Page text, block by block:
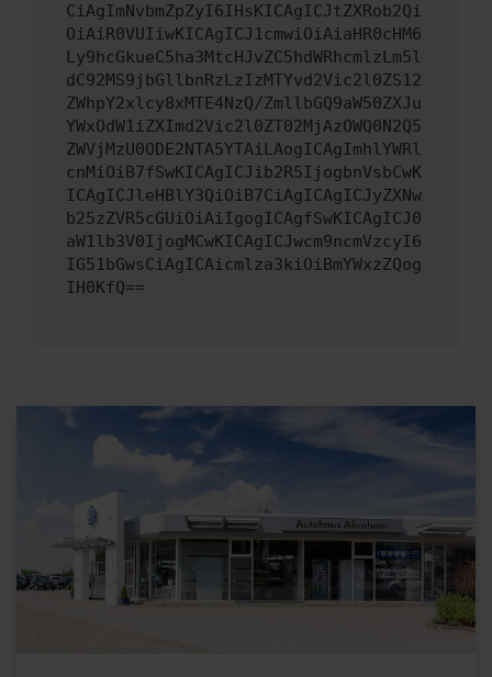
CiAgImNvbmZpZyI6IHsKICAgICJtZXRob2Qi
OiAiR0VUIiwKICAgICJ1cmwiOiAiaHR0cHM6
Ly9hcGkueC5ha3MtcHJvZC5hdWRhcmlzLm5l
dC92MS9jbGllbnRzLzIzMTYvd2Vic2l0ZS12
ZWhpY2xlcy8xMTE4NzQ/ZmllbGQ9aW50ZXJu
YWxOdW1iZXImd2Vic2l0ZT02MjAzOWQ0N2Q5
ZWVjMzU0ODE2NTA5YTAiLAogICAgImhlYWRl
cnMiOiB7fSwKICAgICJib2R5IjogbnVsbCwK
ICAgICJleHBlY3QiOiB7CiAgICAgICJyZXNw
b25zZVR5cGUiOiAiIgogICAgfSwKICAgICJ0
aW1lb3V0IjogMCwKICAgICJwcm9ncmVzcyI6
IG51bGwsCiAgICAicmlza3kiOiBmYWxzZQog
IH0KfQ==